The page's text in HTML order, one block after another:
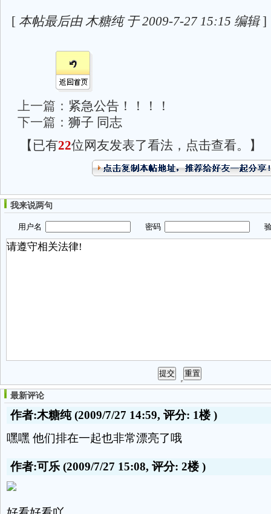
[ 本帖最后由 木糖纯 于 2009-7-27 15:15 编辑]
上一篇： 紧急公告！！！！
下一篇： 狮子 同志
【已有22位网友发表了看法，点击查看。】
我来说两句
用户名 密码 验
最新评论
作者:木糖纯(2009/7/27 14:59, 评分: 1楼)
嘿嘿 他们排在一起也非常漂亮了哦
作者:可乐 (2009/7/27 15:08, 评分: 2楼)